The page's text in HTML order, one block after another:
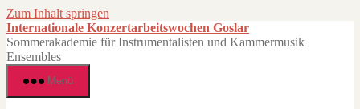
Zum Inhalt springen
Internationale Konzertarbeitswochen Goslar
Sommerakademie für Instrumentalisten und Kammermusik
Ensembles
Menü